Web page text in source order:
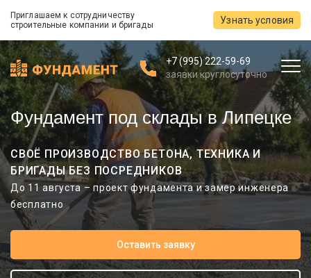
Приглашаем к сотрудничеству
строительные компании и бригады
Узнать условия
+7 (995) 222-59-69
заявки круглосуточно
Фундамент под склады в Липецке
СВОЁ ПРОИЗВОДСТВО БЕТОНА, ТЕХНИКА И
БРИГАДЫ БЕЗ ПОСРЕДНИКОВ
До 11 августа – проект фундамента и замер инженера
бесплатно
Оставить заявку